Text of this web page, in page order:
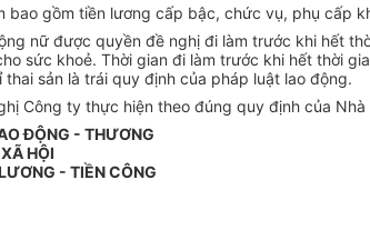
gồm tiền lương cấp bậc, chức vụ, phụ cấp
nữ được quyền đề nghị đi làm trước khi hết
sức khoẻ. Thời gian đi làm trước khi hết thời
sản là trái quy định của pháp luật lao động.
Công ty thực hiện theo đúng quy định của Nhà
ĐỘNG - THƯƠNG
HỘI
- TIỀN CÔNG